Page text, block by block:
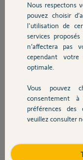
Chauffage
Autres produits
Devis avec un
Contact
Bonjour Daniel,
Il est possible d'effectuer
télécommande et non
est donc dépendante
conviendrait mieux à
Nous respectons
pouvez choisir
l'utilisation de
services
n’affectera pas
cependant
optimale.
Vous pouvez
consentement
préférences des
veuillez consulter